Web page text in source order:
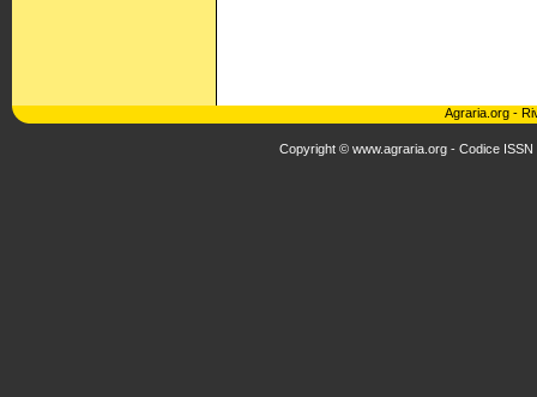
Agraria.org -
Copyright © www.agraria.org - Codice